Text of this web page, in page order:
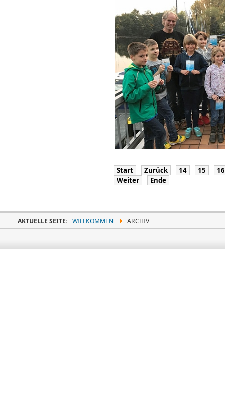
Start Zurück 14 15
16
Weiter
Ende
AKTUELLE SEITE: WILLKOMMEN ARCHIV